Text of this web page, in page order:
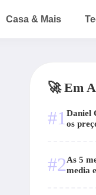
Casa & Mais
🚀 Em
#1 Daniel
os
#2As 5
media